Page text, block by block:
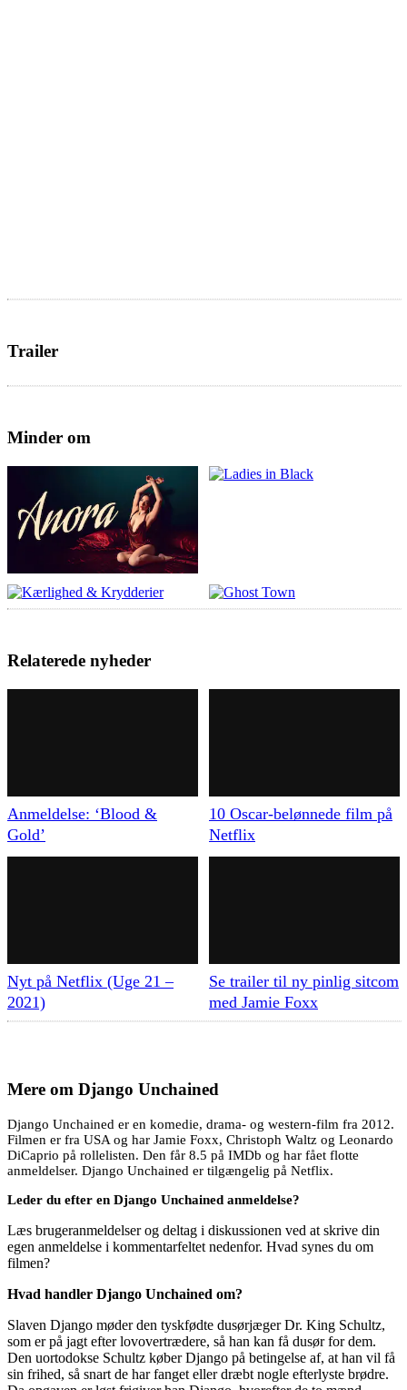
Trailer
Minder om
Relaterede nyheder
Anmeldelse: ‘Blood &
Gold’
10 Oscar-belønnede film på
Netflix
Nyt på Netflix (Uge 21 –
2021)
Se trailer til ny pinlig sitcom
med Jamie Foxx
Mere om Django Unchained
Django Unchained er en komedie, drama- og western-film fra 2012.
Filmen er fra USA og har Jamie Foxx, Christoph Waltz og Leonardo
DiCaprio på rollelisten. Den får 8.5 på IMDb og har fået flotte
anmeldelser. Django Unchained er tilgængelig på Netflix.
Leder du efter en Django Unchained anmeldelse?
Læs brugeranmeldelser og deltag i diskussionen ved at skrive din
egen anmeldelse i kommentarfeltet nedenfor. Hvad synes du om
filmen?
Hvad handler Django Unchained om?
Slaven Django møder den tyskfødte dusørjæger Dr. King Schultz,
som er på jagt efter lovovertrædere, så han kan få dusør for dem.
Den uortodokse Schultz køber Django på betingelse af, at han vil få
sin frihed, så snart de har fanget eller dræbt nogle efterlyste brødre.